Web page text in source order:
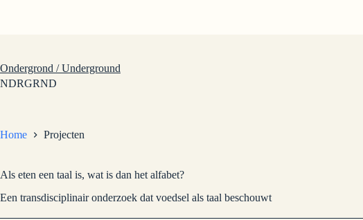
Ondergrond / Underground
NDRGRND
Home Projecten
Als eten een taal is, wat is dan het alfabet?
Een transdisciplinair onderzoek dat voedsel als taal beschouwt